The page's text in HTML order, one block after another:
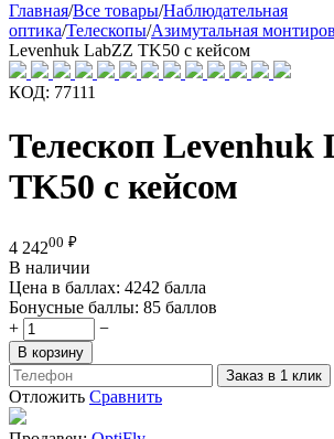
Главная/Все товары/Наблюдательная
оптика/Телескопы/Азимутальная
Levenhuk LabZZ TK50 с кейсом
КОД: 77111
Телескоп Levenhuk
TK50 с кейсом
4 24200 ₽
В наличии
Цена в баллах: 4242 балла
Бонусные баллы: 85 баллов
+
−
В корзину
Заказ в 1 клик
Отложить Сравнить